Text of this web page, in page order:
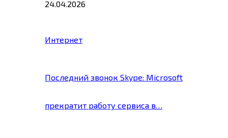
24.04.2026
Интернет
Последний звонок Skype: Microsoft
прекратит работу сервиса в…